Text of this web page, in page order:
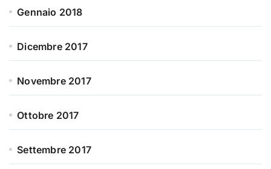
Gennaio 2018
Dicembre 2017
Novembre 2017
Ottobre 2017
Settembre 2017